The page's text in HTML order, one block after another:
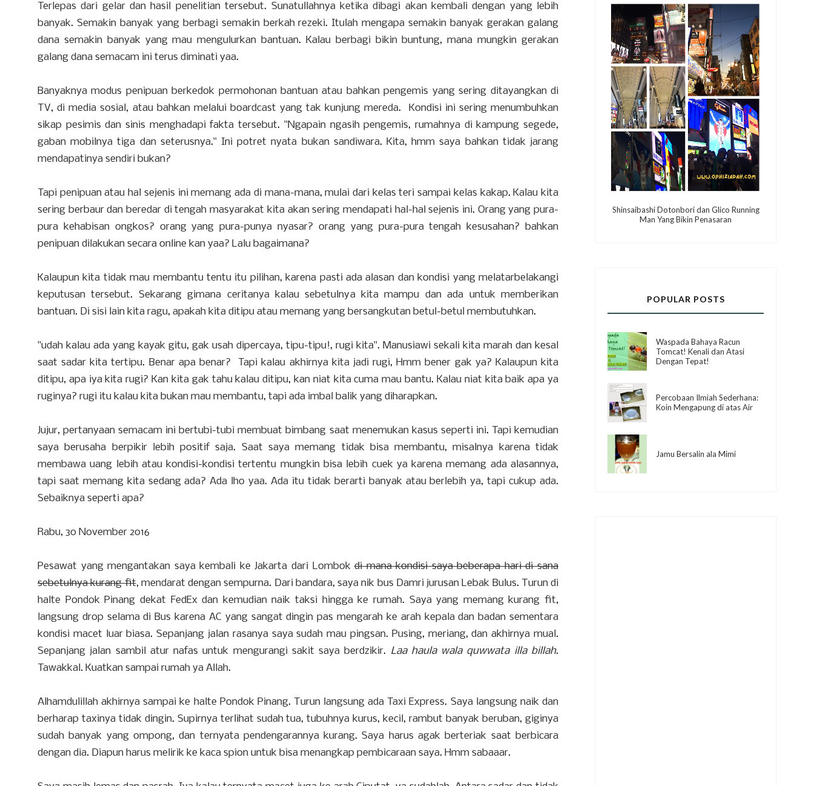
Terlepas dari gelar dan hasil penelitian tersebut. Sunatullahnya ketika dibagi akan kembali dengan yang lebih
banyak. Semakin banyak yang berbagi semakin berkah rezeki. Itulah mengapa semakin banyak gerakan galang
dana semakin banyak yang mau mengulurkan bantuan. Kalau berbagi bikin buntung, mana mungkin gerakan
galang dana semacam ini terus diminati yaa.
Banyaknya modus penipuan berkedok permohonan bantuan atau bahkan pengemis yang sering ditayangkan di
TV, di media sosial, atau bahkan melalui boardcast yang tak kunjung mereda. Kondisi ini sering menumbuhkan
sikap pesimis dan sinis menghadapi fakta tersebut. "Ngapain ngasih pengemis, rumahnya di kampung segede,
gaban mobilnya tiga dan seterusnya." Ini potret nyata bukan sandiwara. Kita, hmm saya bahkan tidak jarang
mendapatinya sendiri bukan?
Tapi penipuan atau hal sejenis ini memang ada di mana-mana, mulai dari kelas teri sampai kelas kakap. Kalau kita
sering berbaur dan beredar di tengah masyarakat kita akan sering mendapati hal-hal sejenis ini. Orang yang pura-
pura kehabisan ongkos? orang yang pura-punya nyasar? orang yang pura-pura tengah kesusahan? bahkan
penipuan dilakukan secara online kan yaa? Lalu bagaimana?
Kalaupun kita tidak mau membantu tentu itu pilihan, karena pasti ada alasan dan kondisi yang melatarbelakangi
keputusan tersebut. Sekarang gimana ceritanya kalau sebetulnya kita mampu dan ada untuk memberikan
bantuan. Di sisi lain kita ragu, apakah kita ditipu atau memang yang bersangkutan betul-betul membutuhkan.
"udah kalau ada yang kayak gitu, gak usah dipercaya, tipu-tipu!, rugi kita". Manusiawi sekali kita marah dan kesal
saat sadar kita tertipu. Benar apa benar? Tapi kalau akhirnya kita jadi rugi, Hmm bener gak ya? Kalaupun kita
ditipu, apa iya kita rugi? Kan kita gak tahu kalau ditipu, kan niat kita cuma mau bantu. Kalau niat kita baik apa ya
ruginya? rugi itu kalau kita bukan mau membantu, tapi ada imbal balik yang diharapkan.
Jujur, pertanyaan semacam ini bertubi-tubi membuat bimbang saat menemukan kasus seperti ini. Tapi kemudian
saya berusaha berpikir lebih positif saja. Saat saya memang tidak bisa membantu, misalnya karena tidak
membawa uang lebih atau kondisi-kondisi tertentu mungkin bisa lebih cuek ya karena memang ada alasannya,
tapi saat memang kita sedang ada? Ada lho yaa. Ada itu tidak berarti banyak atau berlebih ya, tapi cukup ada.
Sebaiknya seperti apa?
Rabu, 30 November 2016
Pesawat yang mengantakan saya kembali ke Jakarta dari Lombokdi mana kondisi saya beberapa hari di sana
sebetulnya kurang fit, mendarat dengan sempurna. Dari bandara, saya nik bus Damri jurusan Lebak Bulus. Turun di
halte Pondok Pinang dekat FedEx dan kemudian naik taksi hingga ke rumah. Saya yang memang kurang fit,
langsung drop selama di Bus karena AC yang sangat dingin pas mengarah ke arah kepala dan badan sementara
kondisi macet luar biasa. Sepanjang jalan rasanya saya sudah mau pingsan. Pusing, meriang, dan akhirnya mual.
Sepanjang jalan sambil atur nafas untuk mengurangi sakit saya berdzikir. Laa haula wala quwwata illa billah.
Tawakkal. Kuatkan sampai rumah ya Allah.
Alhamdulillah akhirnya sampai ke halte Pondok Pinang. Turun langsung ada Taxi Express. Saya langsung naik dan
berharap taxinya tidak dingin. Supirnya terlihat sudah tua, tubuhnya kurus, kecil, rambut banyak beruban, giginya
sudah banyak yang ompong, dan ternyata pendengarannya kurang. Saya harus agak berteriak saat berbicara
dengan dia. Diapun harus melirik ke kaca spion untuk bisa menangkap pembicaraan saya. Hmm sabaaar.
Shinsaibashi Dotonbori dan Glico Running
Man Yang Bikin Penasaran
POPULAR POSTS
Waspada Bahaya Racun
Tomcat! Kenali dan Atasi
Dengan Tepat!
Percobaan Ilmiah Sederhana:
Koin Mengapung di atas Air
Jamu Bersalin ala Mimi